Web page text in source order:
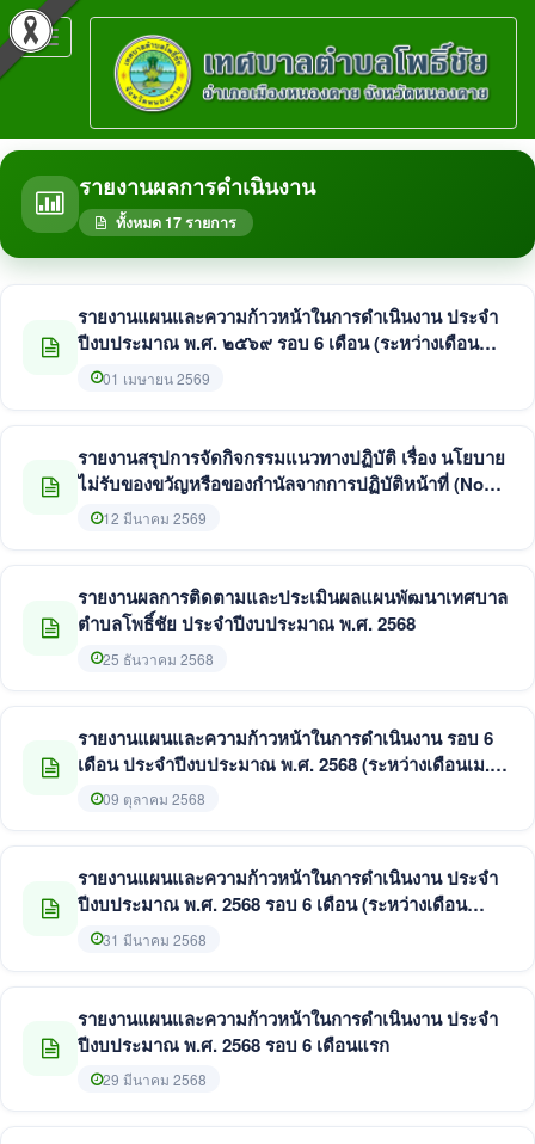
Toggle
navigation
รายงานผลการดำเนินงาน
ทั้งหมด 17 รายการ
รายงานแผนและความก้าวหน้าในการดำเนินงาน ประจำ
ปีงบประมาณ พ.ศ. ๒๕๖๙ รอบ 6 เดือน (ระหว่างเดือน
ตุลาคม ๒๕๖๘ - มีนาคม ๒๕๖๙) ประจำปีงบประมาณ
01 เมษายน 2569
รายงานสรุปการจัดกิจกรรมแนวทางปฏิบัติ เรื่อง นโยบาย
ไม่รับของขวัญหรือของกำนัลจากการปฏิบัติหน้าที่ (No
Gift Policy) ประจำปีงบประมาณ พ.ศ. ๒๕๖๙ ของ
12 มีนาคม 2569
รายงานผลการติดตามและประเมินผลแผนพัฒนาเทศบาล
ตำบลโพธิ์ชัย ประจำปีงบประมาณ พ.ศ. 2568
25 ธันวาคม 2568
รายงานแผนและความก้าวหน้าในการดำเนินงาน รอบ 6
เดือน ประจำปีงบประมาณ พ.ศ. 2568 (ระหว่างเดือนเม.ย.-
ก.ย.)09 ตุลาคม 2568
รายงานแผนและความก้าวหน้าในการดำเนินงาน ประจำ
ปีงบประมาณ พ.ศ. 2568 รอบ 6 เดือน (ระหว่างเดือน
ตุลาคม 2567 - มีนาคม 2568) ประจำปีงบประมาณ พ.ศ.
31 มีนาคม 2568
รายงานแผนและความก้าวหน้าในการดำเนินงาน ประจำ
ปีงบประมาณ พ.ศ. 2568 รอบ 6 เดือนแรก
29 มีนาคม 2568